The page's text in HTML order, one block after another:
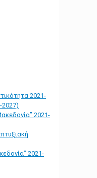
2021-
2021-
2021-